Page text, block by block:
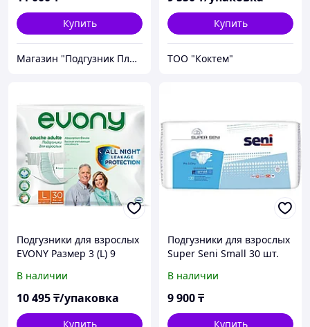
Купить
Магазин "Подгузник Плюс"
Купить
ТОО "Коктем"
Подгузники для взрослых
EVONY Размер 3 (L) 9
В наличии
10 495₸/упаковка
Купить
Подгузники для взрослых
Super Seni Small 30 шт.
В наличии
9 900₸
Купить